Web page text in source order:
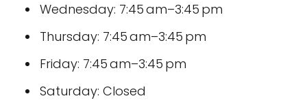
Wednesday: 7:45 am–3:45 pm
Thursday: 7:45 am–3:45 pm
Friday: 7:45 am–3:45 pm
Saturday: Closed